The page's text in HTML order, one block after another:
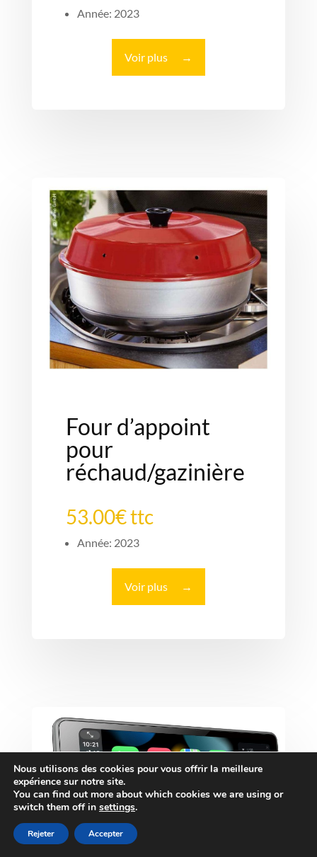
Année: 2023
Voir plus →
Four d’appoint
pour
réchaud/gazinière
53.00€ ttc
Année: 2023
Voir plus →
Nous utilisons des cookies pour vous offrir la meilleure
expérience sur notre site.
You can find out more about which cookies we are using or
switch them off in settings.
Accepter
Rejeter